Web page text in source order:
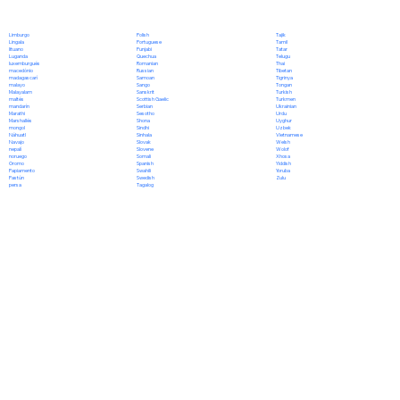
Limburgo
Lingala
lituano
Luganda
luxemburgués
macedónio
madagascarí
malayo
Malayalam
maltés
mandarín
Marathi
Marshallés
mongol
Náhuatl
Navajo
nepalí
noruego
Oromo
Papiamento
Pastún
persa
Polish
Portuguese
Punjabi
Quechua
Romanian
Russian
Samoan
Sango
Sanskrit
Scottish Gaelic
Serbian
Sesotho
Shona
Sindhi
Sinhala
Slovak
Slovene
Somali
Spanish
Swahili
Swedish
Tagalog
Tajik
Tamil
Tatar
Telugu
Thai
Tibetan
Tigrinya
Tongan
Turkish
Turkmen
Ukrainian
Urdu
Uyghur
Uzbek
Vietnamese
Welsh
Wolof
Xhosa
Yiddish
Yoruba
Zulu